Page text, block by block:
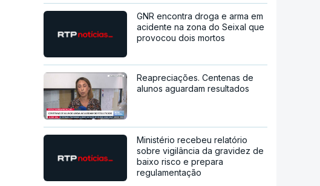
GNR encontra droga e arma em
acidente na zona do Seixal que
provocou dois mortos
Reapreciações. Centenas de
alunos aguardam resultados
Ministério recebeu relatório
sobre vigilância da gravidez de
baixo risco e prepara
regulamentação